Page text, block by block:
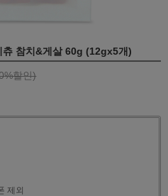
참치&게살 60g (12gx5개)
%할인)
제외